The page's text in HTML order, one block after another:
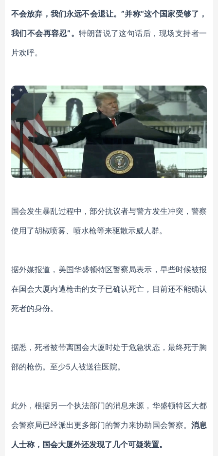
不会放弃，我们永远不会退让。”并称“这个国家受够了，
我们不会再容忍”。特朗普说了这句话后，现场支持者一
片欢呼。
国会发生暴乱过程中， 部分抗议者与警方发生冲突，警察
使用了胡椒喷雾、喷水枪等来驱散示威人群。
据外媒报道 ，美国华盛顿特区警察局表示，早些时候被报
在国会大厦内遭枪击的女子已确认死亡，目前还不能确认
死者的身份。
据悉，死者被带离国会大厦时处于危急状态，最终死于胸
部的枪伤。至少5人被送往医院。
此外，根据另一个执法部门的消息来源，华盛顿特区大都
会警察局已经派出更多部门的警力来协助国会警察。 消息
人士称，国会大厦外还发现了几个可疑装置。